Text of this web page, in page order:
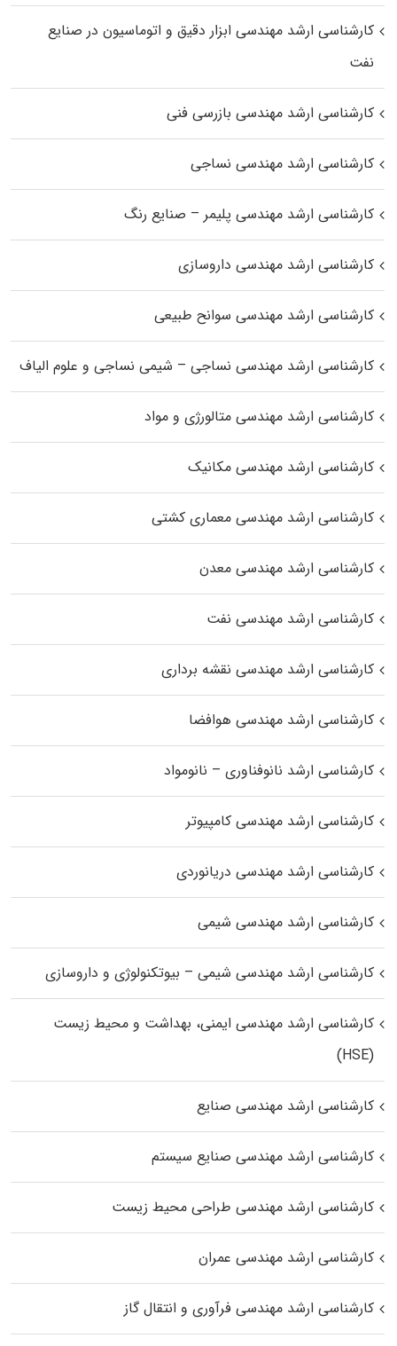
کارشناسی ارشد مهندسی ابزار دقیق و اتوماسیون در صنایع
نفت
کارشناسی ارشد مهندسی بازرسی فنی
کارشناسی ارشد مهندسی نساجی
کارشناسی ارشد مهندسی پلیمر – صنایع رنگ
کارشناسی ارشد مهندسی داروسازی
کارشناسی ارشد مهندسی سوانح طبیعی
کارشناسی ارشد مهندسی نساجی – شیمی نساجی و علوم الیاف
کارشناسی ارشد مهندسی متالورژی و مواد
کارشناسی ارشد مهندسی مکانیک
کارشناسی ارشد مهندسی معماری کشتی
کارشناسی ارشد مهندسی معدن
کارشناسی ارشد مهندسی نفت
کارشناسی ارشد مهندسی نقشه برداری
کارشناسی ارشد مهندسی هوافضا
کارشناسی ارشد نانوفناوری – نانومواد
کارشناسی ارشد مهندسی کامپیوتر
کارشناسی ارشد مهندسی دریانوردی
کارشناسی ارشد مهندسی شیمی
کارشناسی ارشد مهندسی شیمی – بیوتکنولوژی و داروسازی
کارشناسی ارشد مهندسی ایمنی، بهداشت و محیط زیست
(HSE)
کارشناسی ارشد مهندسی صنایع
کارشناسی ارشد مهندسی صنایع سیستم
کارشناسی ارشد مهندسی طراحی محیط زیست
کارشناسی ارشد مهندسی عمران
کارشناسی ارشد مهندسی فرآوری و انتقال گاز